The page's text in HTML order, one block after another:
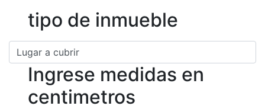
tipo de inmueble
Ingrese medidas en
centimetros